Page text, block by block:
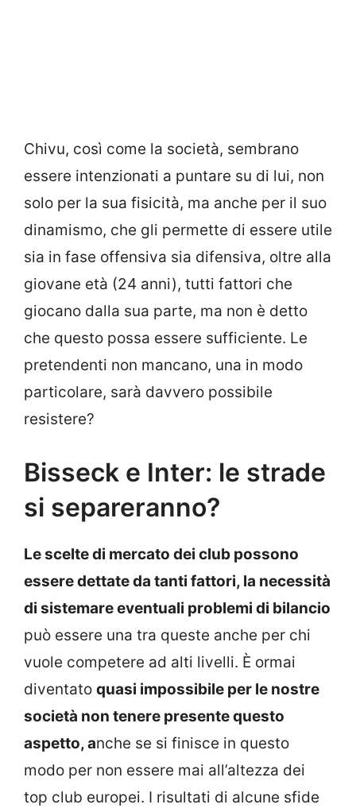
Chivu, così come la società, sembrano
essere intenzionati a puntare su di lui, non
solo per la sua fisicità, ma anche per il suo
dinamismo, che gli permette di essere utile
sia in fase offensiva sia difensiva, oltre alla
giovane età (24 anni), tutti fattori che
giocano dalla sua parte, ma non è detto
che questo possa essere sufficiente. Le
pretendenti non mancano, una in modo
particolare, sarà davvero possibile
resistere?
Bisseck e Inter: le strade
si separeranno?
Le scelte di mercato dei club possono
essere dettate da tanti fattori, la necessità
di sistemare eventuali problemi di bilancio
può essere una tra queste anche per chi
vuole competere ad alti livelli. È ormai
diventato quasi impossibile per le nostre
società non tenere presente questo
aspetto, anche se si finisce in questo
modo per non essere mai all’altezza dei
top club europei. I risultati di alcune sfide